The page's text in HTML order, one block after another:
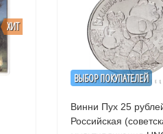
ХИТ
ВЫБОР ПОКУПАТЕЛЕЙ
Винни Пух 25
Российская